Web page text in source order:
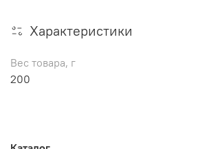
Характеристики
Вес товара, г
200